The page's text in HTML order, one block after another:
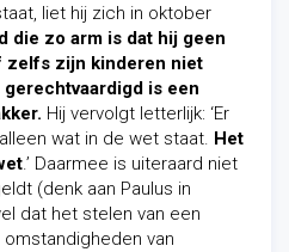
liet hij zich in oktober
die zo arm is dat hij geen
zelfs zijn kinderen niet
is een
Hij vervolgt letterlijk: ‘Er
wat in de wet staat. Het
.’ Daarmee is uiteraard niet
(denk aan Paulus in
dat het stelen van een
van